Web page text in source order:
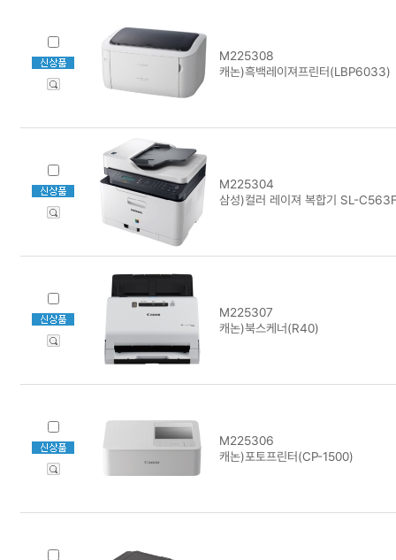
M225308
캐논)흑백레이져프린터(LBP6033)
M225304
삼성)컬러 레이져 복합기 SL-
M225307
캐논)북스케너(R40)
M225306
캐논)포토프린터(CP-1500)